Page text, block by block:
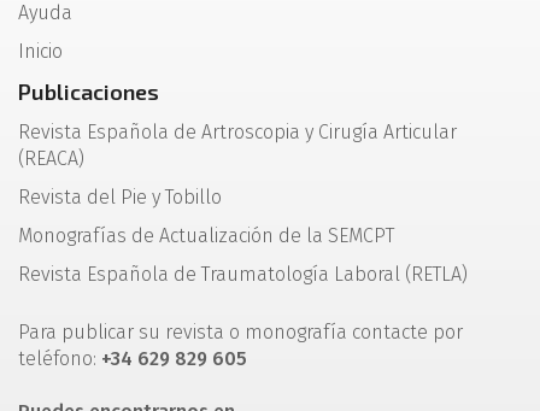
Ayuda
Inicio
Publicaciones
Revista Española de Artroscopia y Cirugía Articular
(REACA)
Revista del Pie y Tobillo
Monografías de Actualización de la SEMCPT
Revista Española de Traumatología Laboral (RETLA)
Para publicar su revista o monografía contacte por
teléfono: +34 629 829 605